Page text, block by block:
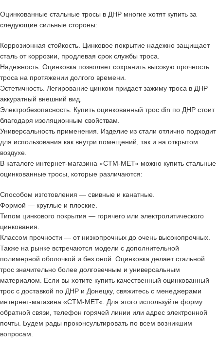
Оцинкованные стальные тросы в ДНР многие хотят купить за
следующие сильные стороны:
Коррозионная стойкость. Цинковое покрытие надежно защищает
сталь от коррозии, продлевая срок службы троса.
Надежность. Оцинковка позволяет сохранить высокую прочность
троса на протяжении долгого времени.
Эстетичность. Легирование цинком придает зажиму троса в ДНР
аккуратный внешний вид.
Электробезопасность. Купить оцинкованный трос din по ДНР стоит
благодаря изоляционным свойствам.
Универсальность применения. Изделие из стали отлично подходит
для использования как внутри помещений, так и на открытом
воздухе.
В каталоге интернет-магазина «СТМ-МЕТ» можно купить стальные
оцинкованные тросы, которые различаются:
Способом изготовления — свивные и канатные.
Формой — круглые и плоские.
Типом цинкового покрытия — горячего или электролитического
цинкования.
Классом прочности — от низкопрочных до очень высокопрочных.
Также на рынке встречаются модели с дополнительной
полимерной оболочкой и без оной. Оцинковка делает стальной
трос значительно более долговечным и универсальным
материалом. Если вы хотите купить качественный оцинкованный
трос с доставкой по ДНР и Донецку, свяжитесь с менеджерами
интернет-магазина «СТМ-МЕТ«. Для этого используйте форму
обратной связи, телефон горячей линии или адрес электронной
почты. Будем рады проконсультировать по всем возникшим
вопросам.